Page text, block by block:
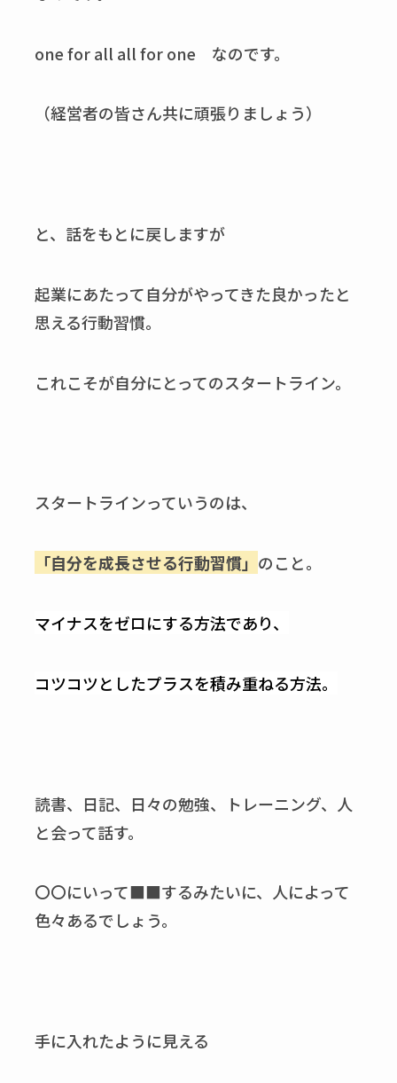
one for all all for one なのです。
（経営者の皆さん共に頑張りましょう）
と、話をもとに戻しますが
起業にあたって自分がやってきた良かったと
思える行動習慣。
これこそが自分にとってのスタートライン。
スタートラインっていうのは、
「自分を成長させる行動習慣」 のこと。
マイナスをゼロにする方法であり、
コツコツとしたプラスを積み重ねる方法。
読書、日記、日々の勉強、トレーニング、人
と会って話す。
〇〇にいって■■するみたいに、人によって
色々あるでしょう。
手に入れたように見える